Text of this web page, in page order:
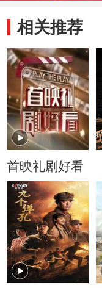
相关推荐
首映礼剧好看